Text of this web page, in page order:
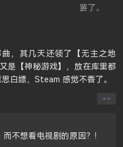
罢了。
，其几天还领了【无主之地
是【神秘游戏】，放在库里都
白嫖，Steam 感觉不香了。
不想看电视剧的原因？！